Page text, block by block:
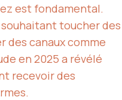
est fondamental.
toucher des
des canaux comme
en 2025 a révélé
recevoir des